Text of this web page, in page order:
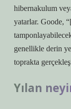
hibernakulum
yatarlar. Goode,
genellikle derin
toprakta
Yılan